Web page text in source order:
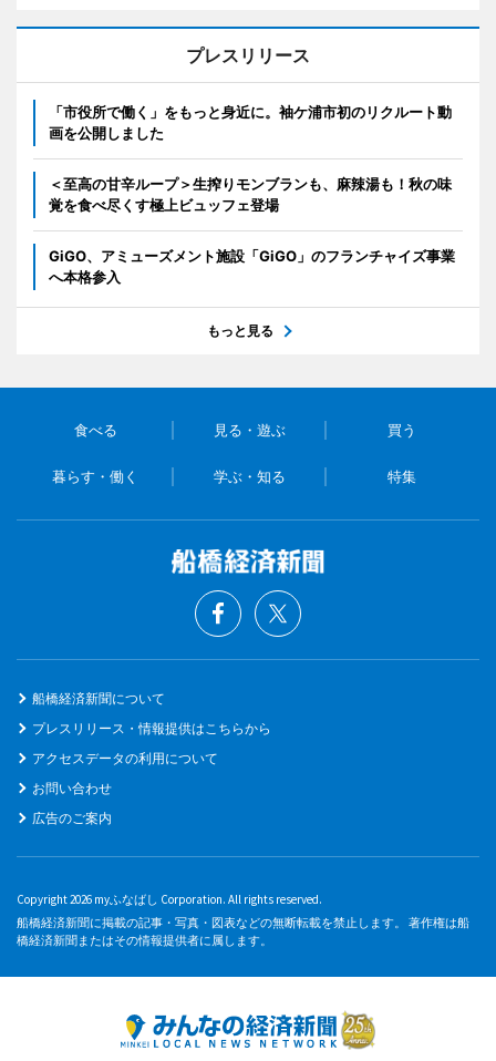
プレスリリース
「市役所で働く」をもっと身近に。袖ケ浦市初のリクルート動
画を公開しました
＜至高の甘辛ループ＞生搾りモンブランも、麻辣湯も！秋の味
覚を食べ尽くす極上ビュッフェ登場
GiGO、アミューズメント施設「GiGO」のフランチャイズ事業
へ本格参入
もっと見る
食べる 見る・遊ぶ 買う
暮らす・働く 学ぶ・知る 特集
船橋経済新聞について
プレスリリース・情報提供はこちらから
アクセスデータの利用について
お問い合わせ
広告のご案内
Copyright 2026 myふなばし Corporation. All rights reserved.
船橋経済新聞に掲載の記事・写真・図表などの無断転載を禁止します。 著作権は船
橋経済新聞またはその情報提供者に属します。